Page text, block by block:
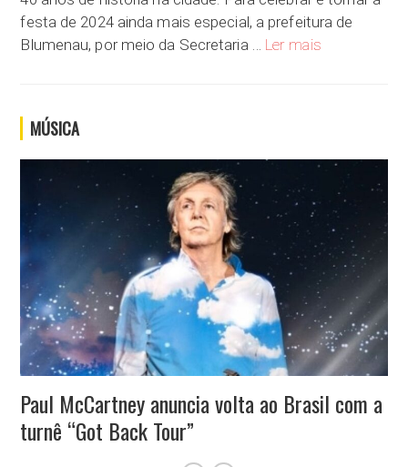
festa de 2024 ainda mais especial, a prefeitura de
Blumenau, por meio da Secretaria … Ler mais
MÚSICA
Paul McCartney anuncia volta ao Brasil com a
turnê “Got Back Tour”